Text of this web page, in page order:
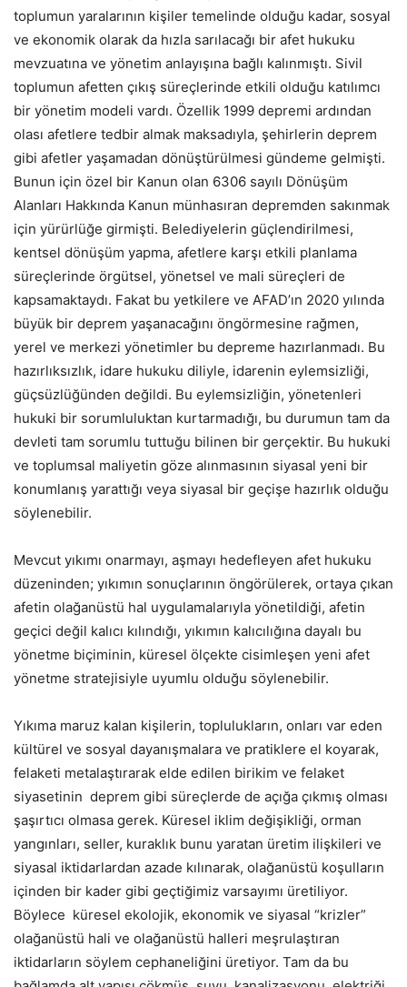
toplumun yaralarının kişiler temelinde olduğu kadar, sosyal
ve ekonomik olarak da hızla sarılacağı bir afet hukuku
mevzuatına ve yönetim anlayışına bağlı kalınmıştı. Sivil
toplumun afetten çıkış süreçlerinde etkili olduğu katılımcı
bir yönetim modeli vardı. Özellik 1999 depremi ardından
olası afetlere tedbir almak maksadıyla, şehirlerin deprem
gibi afetler yaşamadan dönüştürülmesi gündeme gelmişti.
Bunun için özel bir Kanun olan 6306 sayılı Dönüşüm
Alanları Hakkında Kanun münhasıran depremden sakınmak
için yürürlüğe girmişti. Belediyelerin güçlendirilmesi,
kentsel dönüşüm yapma, afetlere karşı etkili planlama
süreçlerinde örgütsel, yönetsel ve mali süreçleri de
kapsamaktaydı. Fakat bu yetkilere ve AFAD’ın 2020 yılında
büyük bir deprem yaşanacağını öngörmesine rağmen,
yerel ve merkezi yönetimler bu depreme hazırlanmadı. Bu
hazırlıksızlık, idare hukuku diliyle, idarenin eylemsizliği,
güçsüzlüğünden değildi. Bu eylemsizliğin, yönetenleri
hukuki bir sorumluluktan kurtarmadığı, bu durumun tam da
devleti tam sorumlu tuttuğu bilinen bir gerçektir. Bu hukuki
ve toplumsal maliyetin göze alınmasının siyasal yeni bir
konumlanış yarattığı veya siyasal bir geçişe hazırlık olduğu
söylenebilir.
Mevcut yıkımı onarmayı, aşmayı hedefleyen afet hukuku
düzeninden; yıkımın sonuçlarının öngörülerek, ortaya çıkan
afetin olağanüstü hal uygulamalarıyla yönetildiği, afetin
geçici değil kalıcı kılındığı, yıkımın kalıcılığına dayalı bu
yönetme biçiminin, küresel ölçekte cisimleşen yeni afet
yönetme stratejisiyle uyumlu olduğu söylenebilir.
Yıkıma maruz kalan kişilerin, toplulukların, onları var eden
kültürel ve sosyal dayanışmalara ve pratiklere el koyarak,
felaketi metalaştırarak elde edilen birikim ve felaket
siyasetinin deprem gibi süreçlerde de açığa çıkmış olması
şaşırtıcı olmasa gerek. Küresel iklim değişikliği, orman
yangınları, seller, kuraklık bunu yaratan üretim ilişkileri ve
siyasal iktidarlardan azade kılınarak, olağanüstü koşulların
içinden bir kader gibi geçtiğimiz varsayımı üretiliyor.
Böylece küresel ekolojik, ekonomik ve siyasal “krizler”
olağanüstü hali ve olağanüstü halleri meşrulaştıran
iktidarların söylem cephaneliğini üretiyor. Tam da bu